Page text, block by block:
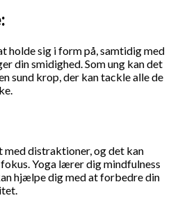
holde sig i form på, samtidig med
din smidighed. Som ung kan det
sund krop, der kan tackle alle de
med distraktioner, og det kan
Yoga lærer dig mindfulness
hjælpe dig med at forbedre din